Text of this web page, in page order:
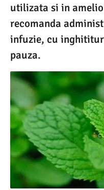
utilizata si in
recomanda
infuzie, cu
pauza.